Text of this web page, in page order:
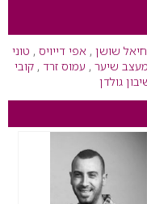
שושן , אפי דייויס , טוני
מעצב שיער , עמוס זרד , קובי
גולדן